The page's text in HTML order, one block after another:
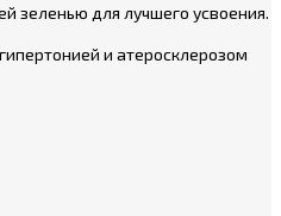
зеленью для лучшего усвоения.
и атеросклерозом